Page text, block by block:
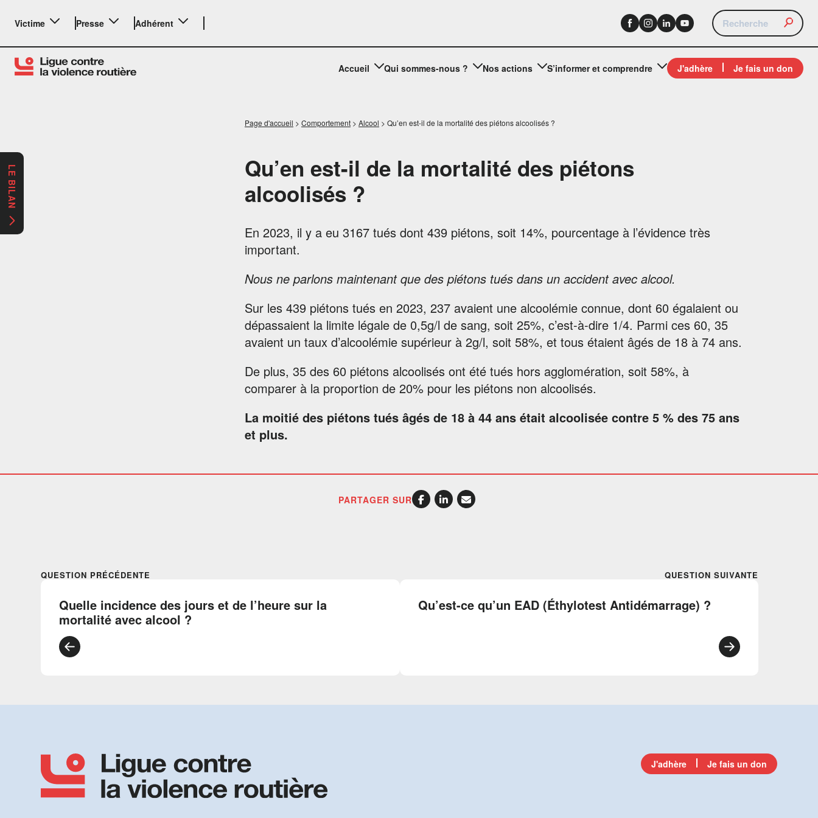
Victime Presse Adhérent
Accueil Qui sommes-nous ? Nos actions S’informer et comprendre J'adhère Je fais un don
Page d'accueil > Comportement > Alcool > Qu’en est-il de la mortalité des piétons alcoolisés ?
Qu’en est-il de la mortalité des piétons
alcoolisés ?
En 2023, il y a eu 3167 tués dont 439 piétons, soit 14%, pourcentage à l’évidence très
important.
Nous ne parlons maintenant que des piétons tués dans un accident avec alcool.
Sur les 439 piétons tués en 2023, 237 avaient une alcoolémie connue, dont 60 égalaient ou
dépassaient la limite légale de 0,5g/l de sang, soit 25%, c’est-à-dire 1/4. Parmi ces 60, 35
avaient un taux d’alcoolémie supérieur à 2g/l, soit 58%, et tous étaient âgés de 18 à 74 ans.
De plus, 35 des 60 piétons alcoolisés ont été tués hors agglomération, soit 58%, à
comparer à la proportion de 20% pour les piétons non alcoolisés.
La moitié des piétons tués âgés de 18 à 44 ans était alcoolisée contre 5 % des 75 ans
et plus.
PARTAGER SUR
QUESTION PRÉCÉDENTE QUESTION SUIVANTE
Quelle incidence des jours et de l’heure sur la
mortalité avec alcool ?
Qu’est-ce qu’un EAD (Éthylotest Antidémarrage) ?
J'adhère Je fais un don
LE BILAN